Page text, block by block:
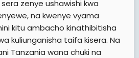
zenye ushawishi kwa
na kwenye vyama
kitu ambacho kinathibitisha
kuliunganisha taifa kisera. Na
Tanzania wana chuki na